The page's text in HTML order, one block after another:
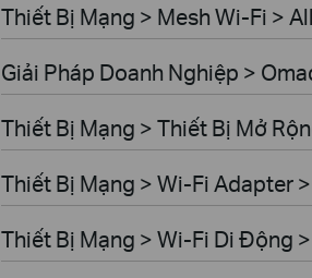
Thiết Bị Mạng > Mesh Wi-Fi >
Giải Pháp Doanh Nghiệp >
Thiết Bị Mạng > Thiết Bị Mở
Thiết Bị Mạng > Wi-Fi Adapter
Thiết Bị Mạng > Wi-Fi Di Động